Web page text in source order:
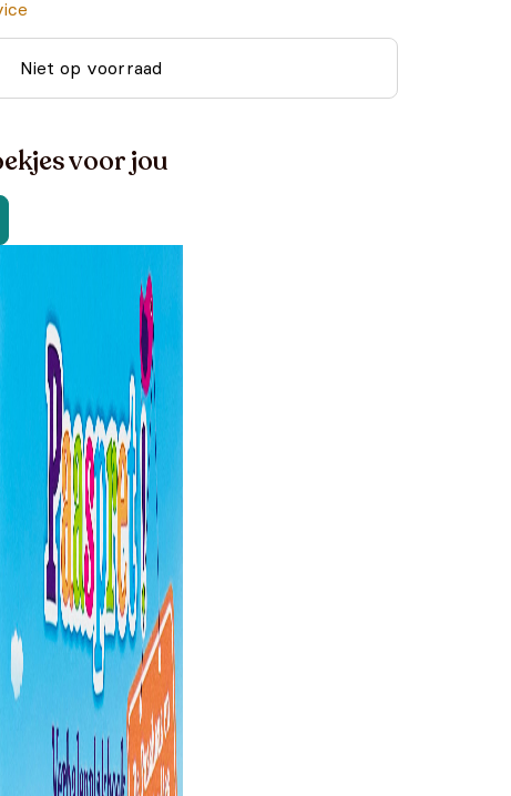
Niet op voorraad
voor jou